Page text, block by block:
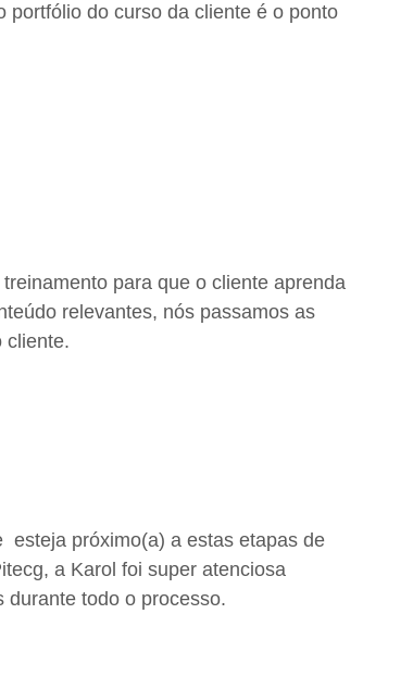
portfólio do curso da cliente é o ponto
para que o cliente aprenda
relevantes, nós passamos as
cliente.
esteja próximo(a) a estas etapas de
a Karol foi super atenciosa
durante todo o processo.